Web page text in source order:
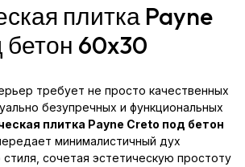
плитка Payne
бетон 60x30
требует не просто качественных
безупречных и функциональных
плитка Payne Creto под бетон
минималистичный дух
стиля, сочетая эстетическую простоту